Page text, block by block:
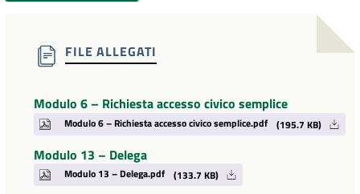
FILE ALLEGATI
Modulo 6 – Richiesta accesso civico semplice
Modulo 6 – Richiesta accesso civico semplice.pdf (195.7 KB)
Modulo 13 – Delega
Modulo 13 – Delega.pdf (133.7 KB)